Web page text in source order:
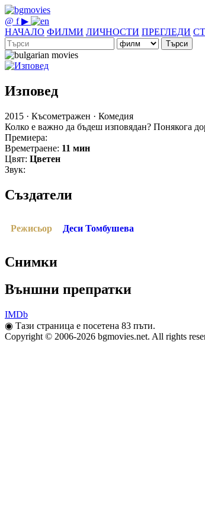
@ f ▶
НАЧАЛО ФИЛМИ ЛИЧНОСТИ ПРЕГЛЕДИ
Търси
Изповед
2015 · Късометражен · Комедия
Колко е важно да бъдеш изповядан? Понякога
Премиера:
Времетраене: 11 мин
Цвят: Цветен
Звук:
Създатели
Режисьор Деси Томбушева
Снимки
Външни препратки
IMDb
◉ Тази страница е посетена 83 пъти.
Copyright © 2006-2026 bgmovies.net. All rights